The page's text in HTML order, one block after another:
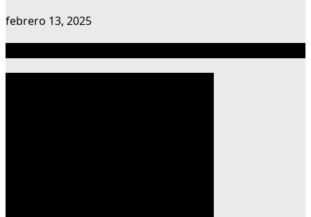
febrero 13, 2025